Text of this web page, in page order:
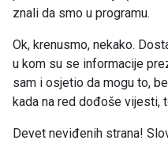
znali da smo u programu.
Ok, krenusmo, nekako.
u kom su se informacije
sam i osjetio da mogu to,
kada na red dođoše vijesti,
Devet neviđenih strana!